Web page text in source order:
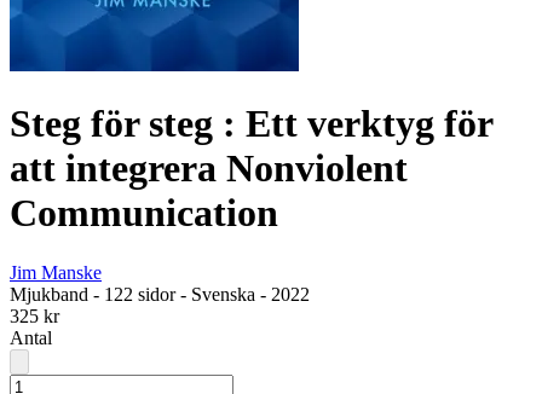
Steg för steg : Ett verktyg för
att integrera Nonviolent
Communication
Jim Manske
Mjukband - 122 sidor- Svenska - 2022
325 kr
Antal